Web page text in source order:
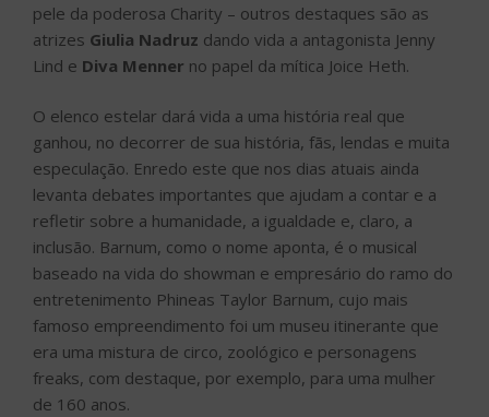
pele da poderosa Charity – outros destaques são as
atrizes Giulia Nadruz dando vida a antagonista Jenny
Lind e Diva Menner no papel da mítica Joice Heth.
O elenco estelar dará vida a uma história real que
ganhou, no decorrer de sua história, fãs, lendas e muita
especulação. Enredo este que nos dias atuais ainda
levanta debates importantes que ajudam a contar e a
refletir sobre a humanidade, a igualdade e, claro, a
inclusão. Barnum, como o nome aponta, é o musical
baseado na vida do showman e empresário do ramo do
entretenimento Phineas Taylor Barnum, cujo mais
famoso empreendimento foi um museu itinerante que
era uma mistura de circo, zoológico e personagens
freaks, com destaque, por exemplo, para uma mulher
de 160 anos.